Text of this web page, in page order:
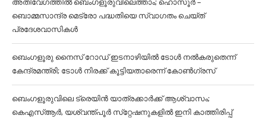
ബൊമ്മസാന്ദ്ര മെട്രോ പദ്ധതിയെ സ്വാഗതം ചെയ്ത്
പ്രദേശവാസികള്‍
ബെംഗളൂരു നൈസ് റോഡ് ഇടനാഴിയില്‍ ടോള്‍ നല്‍കരുതെന്ന്
കേന്ദ്രമന്ത്രി; ടോള്‍ നിരക്ക് കൂട്ടിയതാരെന്ന് കോണ്‍ഗ്രസ്
ബെംഗളൂരുവിലെ ട്രെയിൻ യാത്രക്കാര്‍ക്ക് ആശ്വാസം;
കെഎസ്‌ആര്‍, യശ്വന്ത്പൂര്‍ സ്‌റ്റേഷനുകളില്‍ ഇനി കാത്തിരിപ്പ്